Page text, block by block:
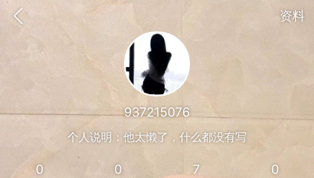
资料
937215076
个人说明：他太懒了，什么都没有写
0
0
7
0